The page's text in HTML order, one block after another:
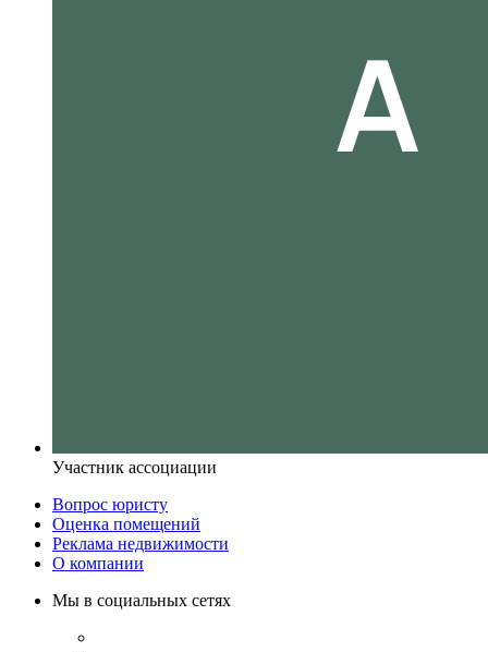
Участник ассоциации
Вопрос юристу
Оценка помещений
Реклама недвижимости
О компании
Мы в социальных сетях